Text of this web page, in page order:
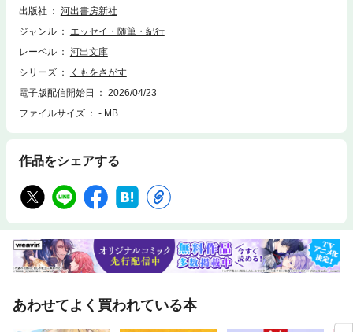
出版社
河出書房新社
ジャンル
エッセイ・随筆・紀行
レーベル
河出文庫
シリーズ
くもをさがす
電子版配信開始日
2026/04/23
ファイルサイズ
- MB
作品をシェアする
あわせてよく買われている本